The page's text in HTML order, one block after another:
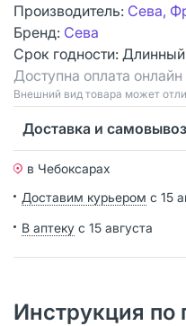
Производитель: Сева,
Бренд: Сева
Срок годности:
Доступна оплата онлайн
Bнешний вид товара может
Доставка и самовывоз
в Чебоксарах
Доставим курьером с 15
В аптеку с 15 августа
Инструкция